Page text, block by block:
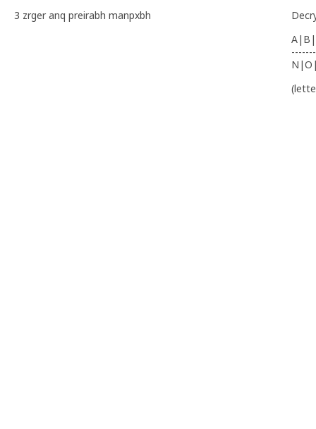
3 zrger anq preirabh manpxbh